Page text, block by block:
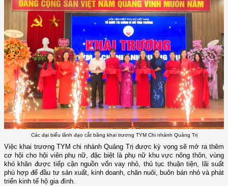
Các đại biểu lãnh đạo cắt băng khai trương TYM Chi nhánh Quảng Trị
Việc khai trương TYMc hi nhánh Quảng Trị được kỳ vọng sẽ mở ra thêm
cơ hội cho hội viên phụ nữ, đặc biệt là phụ nữ khu vực nông thôn, vùng
khó khăn được tiếp cận nguồn vốn vay nhỏ, thủ tục thuận tiện, lãi suất
phù hợp để đầu tư sản xuất, kinh doanh, chăn nuôi, buôn bán nhỏ và phát
triển kinh tế hộ gia đình.